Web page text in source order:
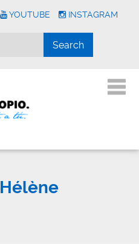
YOUTUBE INSTAGRAM
Hélène